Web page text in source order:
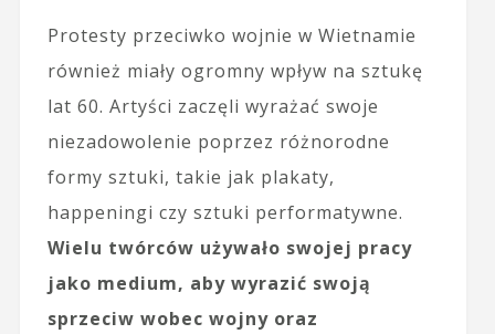
Protesty przeciwko wojnie w Wietnamie
również miały ogromny wpływ na sztukę
lat 60. Artyści zaczęli wyrażać swoje
niezadowolenie poprzez różnorodne
formy sztuki, takie jak plakaty,
happeningi czy sztuki performatywne.
Wielu twórców używało swojej pracy
jako medium, aby wyrazić swoją
sprzeciw wobec wojny oraz